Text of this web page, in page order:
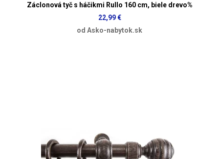
Záclonová tyč s háčikmi Rullo 160 cm, biele drevo%
22,99 €
od Asko-nabytok.sk